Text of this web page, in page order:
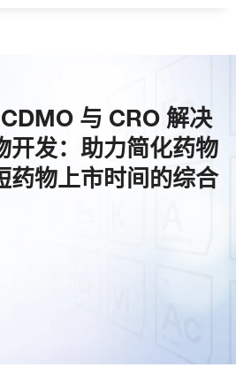
与 CRO 解决
开发：助力简化药物
药物上市时间的综合